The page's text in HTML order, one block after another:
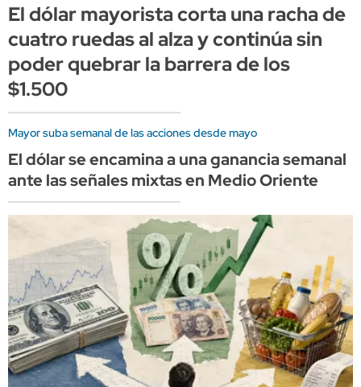
El dólar mayorista corta una racha de
cuatro ruedas al alza y continúa sin
poder quebrar la barrera de los
$1.500
Mayor suba semanal de las acciones desde mayo
El dólar se encamina a una ganancia semanal
ante las señales mixtas en Medio Oriente